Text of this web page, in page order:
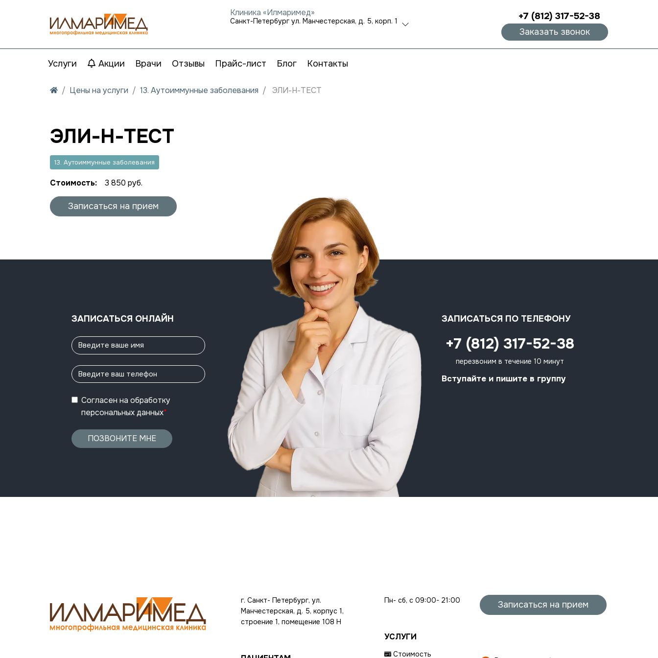
Клиника «Илмаримед»
Санкт-Петербург ул. Манчестерская, д. 5, корп. 1 +7 (812) 317-52-38
Заказать звонок
Услуги Акции Врачи Отзывы Прайс-лист Блог Контакты
Цены на услуги 13. Аутоиммунные заболевания ЭЛИ-Н-ТЕСТ
ЭЛИ-Н-ТЕСТ
13. Аутоиммунные заболевания
Стоимость: 3 850 руб.
Записаться на прием
ЗАПИСАТЬСЯ ОНЛАЙН
Согласен на обработку
персональных данных*
ПОЗВОНИТЕ МНЕ
ЗАПИСАТЬСЯ ПО ТЕЛЕФОНУ
+7 (812) 317-52-38
перезвоним в течение 10 минут
Вступайте и пишите в группу
г. Санкт- Петербург, ул.
Манчестерская, д. 5, корпус 1,
строение 1, помещение 108 Н
Пн- сб, с 09:00- 21:00
УСЛУГИ
Стоимость
Записаться на прием